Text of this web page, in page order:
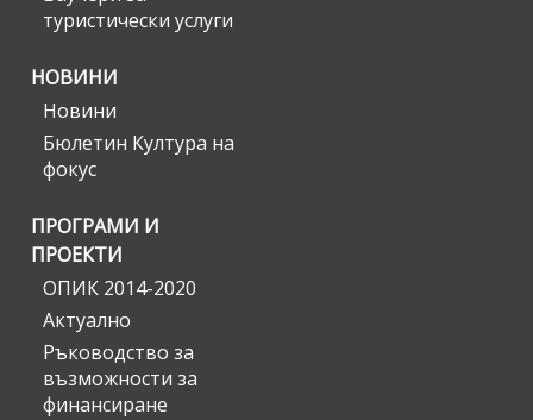
туристически услуги
НОВИНИ
Новини
Бюлетин Култура на
фокус
ПРОГРАМИ И
ПРОЕКТИ
ОПИК 2014-2020
Актуално
Ръководство за
възможности за
финансиране